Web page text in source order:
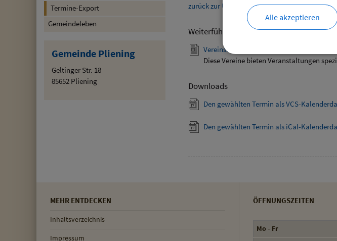
Termine-Export
Gemeindeleben
Gemeinde Pliening
Geltinger Str. 18
85652 Pliening
zurück zur Übersicht
Weiterführende Links
Vereinsangebote speziell für junge Leute
Diese Vereine bieten Veranstaltungen
Downloads
Den gewählten Termin als VCS-
Den gewählten Termin als iCal-
MEHR ENTDECKEN
Inhaltsverzeichnis
Impressum
ÖFFNUNGSZEITEN
Mo - Fr
Alle akzeptieren